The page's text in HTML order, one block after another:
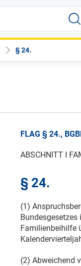
§ 24.
FLAG § 24.,
ABSCHNITT I
§ 24.
(1)
Bundesgesetzes
Familienbeihilfe
(2) Abweichend